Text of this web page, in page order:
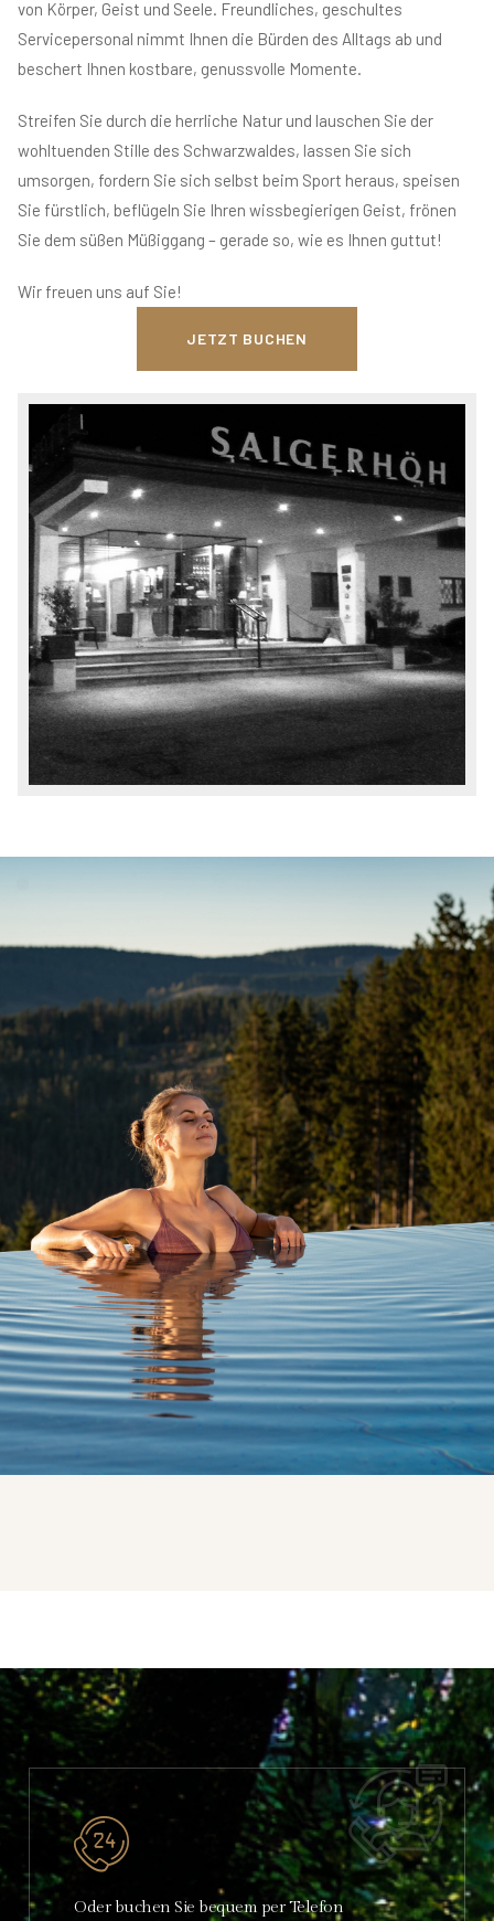
von Körper, Geist und Seele. Freundliches, geschultes
Servicepersonal nimmt Ihnen die Bürden des Alltags ab und
beschert Ihnen kostbare, genussvolle Momente.
Streifen Sie durch die herrliche Natur und lauschen Sie der
wohltuenden Stille des Schwarzwaldes, lassen Sie sich
umsorgen, fordern Sie sich selbst beim Sport heraus, speisen
Sie fürstlich, beflügeln Sie Ihren wissbegierigen Geist, frönen
Sie dem süßen Müßiggang – gerade so, wie es Ihnen guttut!
Wir freuen uns auf Sie!
JETZT BUCHEN
Oder buchen Sie bequem per Telefon